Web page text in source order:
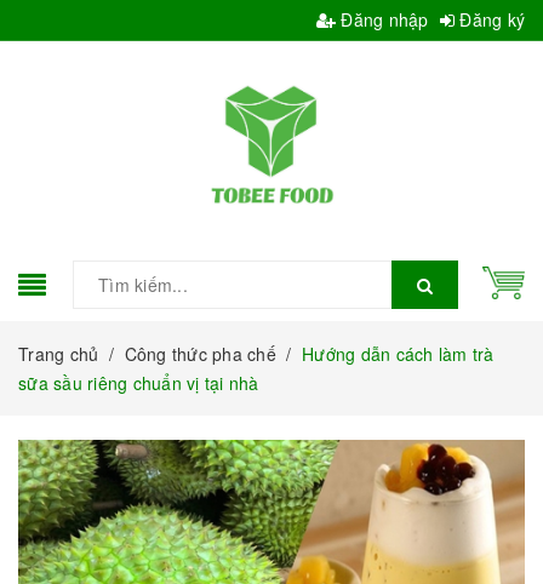
Đăng nhập Đăng ký
Trang chủ / Công thức pha chế / Hướng dẫn cách làm trà
sữa sầu riêng chuẩn vị tại nhà